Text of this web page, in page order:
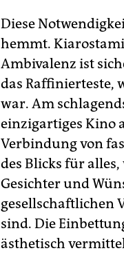
Diese
hemmt.
Ambivalenz ist
das Raffinierteste,
war. Am
einzigartiges Kino
Verbindung von
des Blicks für
Gesichter und
gesellschaftlichen
sind. Die
ästhetisch